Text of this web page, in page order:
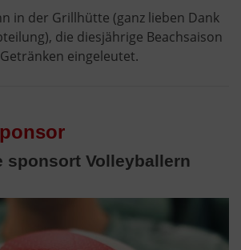
in der Grillhütte (ganz lieben Dank
die diesjährige Beachsaison
eingeleutet.
sponsort Volleyballern